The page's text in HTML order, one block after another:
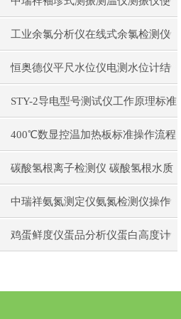
用注意事项工作原理
工业余氯分析仪在线式余氯检测仪
日常维护注意事项安装与接线步骤
恒奥德仪平尺水位仪电测水位计结
构原理操作使用
STY-2导电型号测试仪工作原理标准
操作流程
400℃数显控温加热板标准操作流程
碳酸氢根离子检测仪 碳酸氢根水质
测定仪操作使用
中瑞祥氨氮测定仪氨氮检测仪操作
前准备使用注意事项
鸡蛋鲜度仪蛋品分析仪蛋白高度计